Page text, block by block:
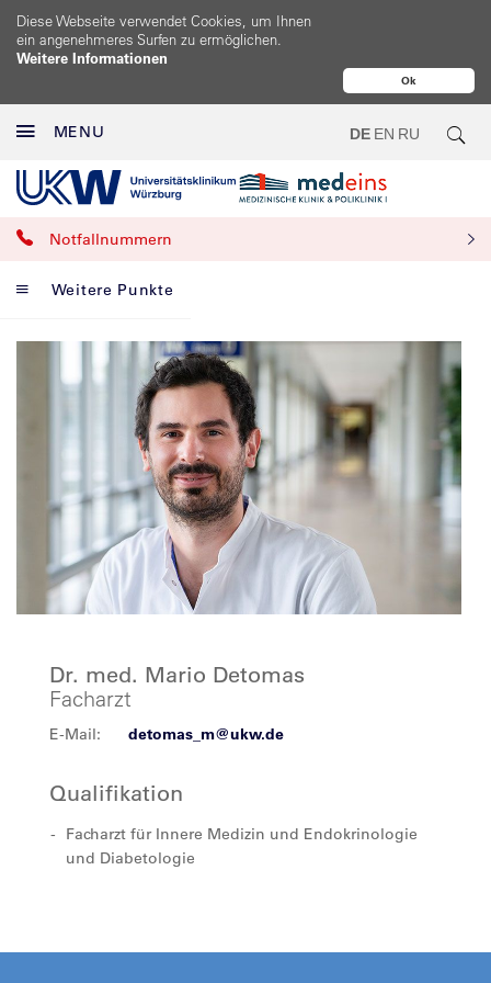
Ok
Diese Webseite verwendet Cookies, um Ihnen
ein angenehmeres Surfen zu ermöglichen.
Weitere Informationen
MENU DE EN RU
Notfallnummern
Weitere Punkte
Dr. med. Mario Detomas
Facharzt
E-Mail: detomas_m@ukw.de
Qualifikation
Facharzt für Innere Medizin und Endokrinologie
und Diabetologie